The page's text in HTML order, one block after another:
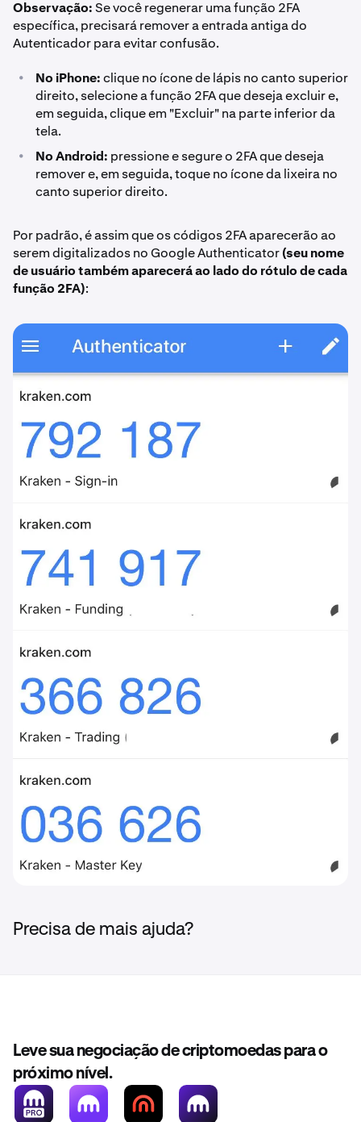
Observação:Se você regenerar uma função 2FA
específica, precisará remover a entrada antiga do
Autenticador para evitar confusão.
• No iPhone:clique no ícone de lápis no canto superior
direito, selecione a função 2FA que deseja excluir e,
em seguida, clique em "Excluir" na parte inferior da
tela.
• No Android: pressione e segure o 2FA que deseja
remover e, em seguida, toque no ícone da lixeira no
canto superior direito.
Por padrão, é assim que os códigos 2FA aparecerão ao
serem digitalizados no Google Authenticator(seu nome
de usuário também aparecerá ao lado do rótulo de cada
função 2FA):
Precisa de mais ajuda?
Leve sua negociação de criptomoedas para o
próximo nível.